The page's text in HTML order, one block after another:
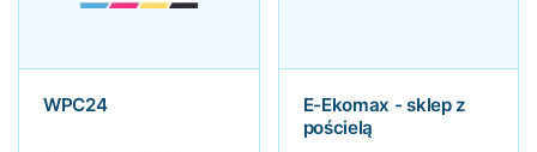
WPC24
E-Ekomax - sklep z
pościelą